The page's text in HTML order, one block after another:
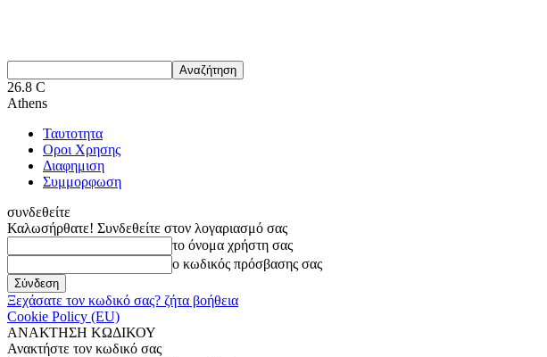
26.8 C
Athens
Ταυτοτητα
Οροι Χρησης
Διαφημιση
Συμμορφωση
συνδεθείτε
Καλωσήρθατε! Συνδεθείτε στον λογαριασμό σας
το όνομα χρήστη σας
ο κωδικός πρόσβασης σας
Ξεχάσατε τον κωδικό σας? ζήτα βοήθεια
Cookie Policy (EU)
ΑΝΑΚΤΗΣΗ ΚΩΔΙΚΟΥ
Ανακτήστε τον κωδικό σας